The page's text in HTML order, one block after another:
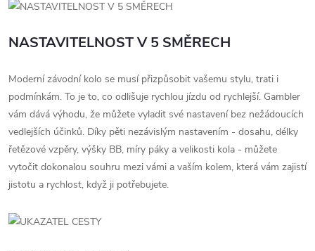
NASTAVITELNOST V 5 SMĚRECH
Moderní závodní kolo se musí přizpůsobit vašemu stylu, trati i
podmínkám. To je to, co odlišuje rychlou jízdu od rychlejší. Gambler
vám dává výhodu, že můžete vyladit své nastavení bez nežádoucích
vedlejších účinků. Díky pěti nezávislým nastavením - dosahu, délky
řetězové vzpěry, výšky BB, míry páky a velikosti kola - můžete
vytočit dokonalou souhru mezi vámi a vaším kolem, která vám zajistí
jistotu a rychlost, když ji potřebujete.